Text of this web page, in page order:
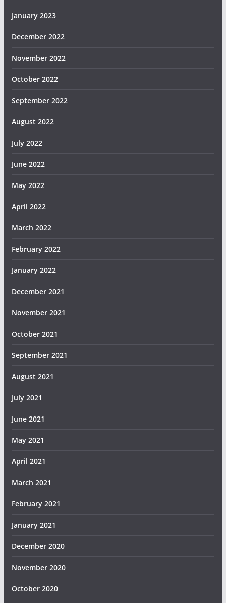
January 2023
December 2022
November 2022
October 2022
September 2022
August 2022
July 2022
June 2022
May 2022
April 2022
March 2022
February 2022
January 2022
December 2021
November 2021
October 2021
September 2021
August 2021
July 2021
June 2021
May 2021
April 2021
March 2021
February 2021
January 2021
December 2020
November 2020
October 2020